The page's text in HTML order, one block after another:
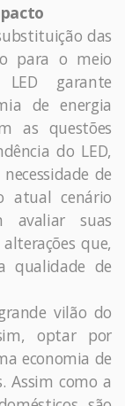
das
para o meio
garante
de energia
as questões
do LED,
de
atual cenário
avaliar suas
que,
qualidade de
vilão do
optar por
economia de
Assim como a